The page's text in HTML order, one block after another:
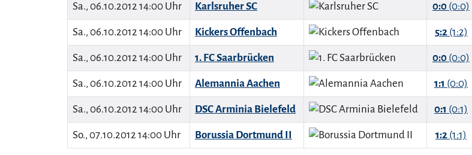
Sa., 06.10.2012 14:00 Uhr Karlsruher SC 0:0 (0:0)
Sa., 06.10.2012 14:00 Uhr Kickers Offenbach 5:2(1:2)
Sa., 06.10.2012 14:00 Uhr 1. FC Saarbrücken 0:0 (0:0)
Sa., 06.10.2012 14:00 Uhr Alemannia Aachen 1:1 (0:0)
Sa., 06.10.2012 14:00 Uhr DSC Arminia Bielefeld 0:1 (0:1)
So., 07.10.2012 14:00 Uhr Borussia Dortmund II 1:2 (1:1)